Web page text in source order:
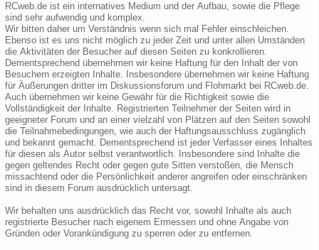
RCweb.de ist ein internatives Medium und der Aufbau, sowie die Pflege
sind sehr aufwendig und komplex.
Wir bitten daher um Verständnis wenn sich mal Fehler einschleichen.
Ebenso ist es uns nicht möglich zu jeder Zeit und unter allen Umständen
die Aktivitäten der Besucher auf diesen Seiten zu konkrollieren.
Dementsprechend übernehmen wir keine Haftung für den Inhalt der von
Besuchern erzeigten Inhalte. Insbesondere übernehmen wir keine Haftung
für Äußerungen dritter im Diskussionsforum und Flohmarkt bei RCweb.de.
Auch übernehmen wir keine Gewähr für die Richtigkeit sowie die
Vollständigkeit der Inhalte. Registrierten Teilnehmer der Seiten wird in
geeigneter Forum und an einer vielzahl von Plätzen auf den Seiten sowohl
die Teilnahmebedingungen, wie auch der Haftungsausschluss zugänglich
und bekannt gemacht. Dementsprechend ist jeder Verfasser eines Inhaltes
für diesen als Autor selbst verantwortlich. Insbesondere sind Inhalte die
gegen geltendes Recht oder gegen gute Sitten verstoßen, die Mensch
missachtend oder die Persönlichkeit anderer angreifen oder einschränken
sind in diesem Forum ausdrücklich untersagt.
Wir behalten uns ausdrücklich das Recht vor, sowohl Inhalte als auch
registrierte Besucher nach eigenem Ermessen und ohne Angabe von
Gründen oder Vorankündigung zu sperren oder zu entfernen.